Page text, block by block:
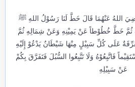
اللهُ عَنْهُمَا قَالَ خَطَّ لَنَا رَسُوْلُ اللهِ ﷺ
ثُمَّ خَطَّ خُطُوْطاً عَنْ يَمِيْنِهِ وَعَنْ شِمَالِهِ ثُمَّ
عَلَى كُلِّ سَبِيْلٍ مِنْهَا شَيْطَانٌ يَدْعُوْ إِلَيْهِ
فَاتَّبِعُوْهُ وَلَا تَتَّبِعُوا السُّبُلَ فَتَفَرَّقَ بِكُمْ
عَنْ سَبِيْلِهِ